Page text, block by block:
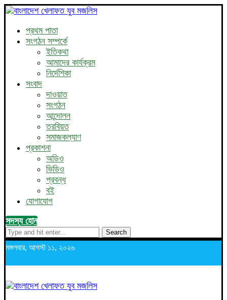
প্রথম পাতা
সংগঠন সম্পর্কে
ইতিকথা
আমাদের কার্যক্রম
নির্দেশিকা
সংবাদ
দাওয়াত
সংগঠন
আন্দোলন
তরবিয়ত
সমাজকল্যাণ
প্রকাশনা
অডিও
ভিডিও
প্রবন্ধ
বই
যোগাযোগ
সদস্য হোন
Search
মঙ্গলবার, আগস্ট ১১, ২০২৬